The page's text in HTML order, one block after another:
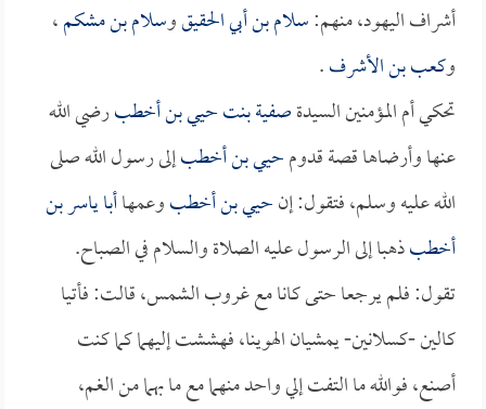
أشراف اليهود، منهم:سلام بن أبي الحقيقوسلام بن مشكم،
وكعب بن الأشرف.
تحكي أم المؤمنين السيدةصفية بنت حيي بن أخطبرضي الله
عنها وأرضاها قصة قدومحيي بن أخطبإلى رسول الله صلى
الله عليه وسلم، فتقول: إنحيي بن أخطبوعمهاأبا ياسر بن
أخطبذهبا إلى الرسول عليه الصلاة والسلام في الصباح.
تقول: فلم يرجعا حتى كانا مع غروب الشمس، قالت: فأتيا
كالين -كسلانين- يمشيان الهوينا، فهششت إليهما كما كنت
أصنع، فوالله ما التفت إلي واحد منهما مع ما بهما من الغم،